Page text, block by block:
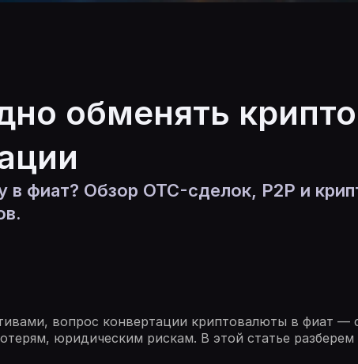
обменять
фиат? Обзор OTC-сделок, P2P и
вопрос конвертации криптовалюты в фиат —
юридическим рискам. В этой статье разберем